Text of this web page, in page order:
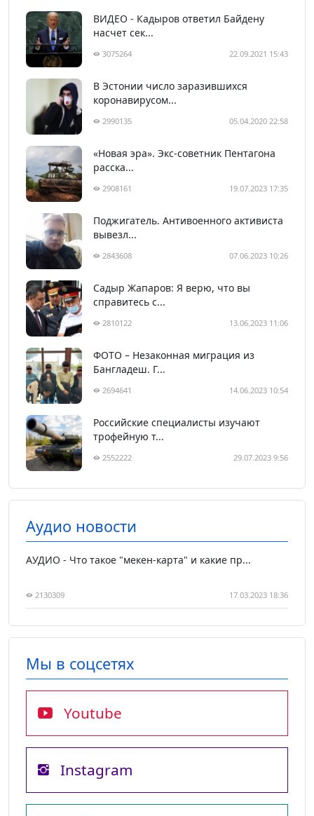
ВИДЕО - Кадыров ответил Байдену
насчет сек...
3075264 22.09.2021 15:43
В Эстонии число заразившихся
коронавирусом...
2990135 05.04.2020 22:58
«Новая эра». Экс-советник Пентагона
расска...
2908161 19.07.2023 17:35
Поджигатель. Антивоенного активиста
вывезл...
2843608 07.06.2023 10:26
Садыр Жапаров: Я верю, что вы
справитесь с...
2810122 13.06.2023 11:06
ФОТО – Незаконная миграция из
Бангладеш. Г...
2694641 14.06.2023 10:54
Российские специалисты изучают
трофейную т...
2552222 29.07.2023 9:56
Аудио новости
АУДИО - Что такое "мекен-карта" и какие пр...
2130309 17.03.2023 18:36
Мы в соцсетях
Youtube
Instagram